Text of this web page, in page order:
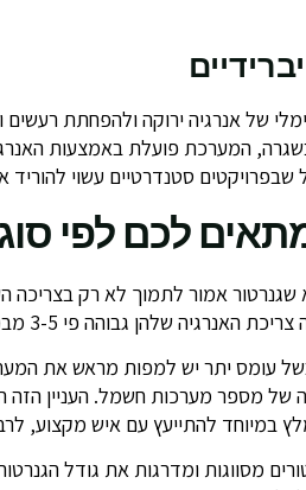
של אנרגיה ירוקה ולהפחתת רעשים
המערכת פועלת באמצעות
סטנדרטיים עשוי להוריד את
לכם לפי
שגנרטור אמור לתמוך לא רק
גבוהה פי 3-5 מבמצב העבודה הרגיל.
עומס יתר יש למפות מראש את
מספר מערכות חשמל. העניין הזה
במיוחד להתייעץ עם איש מקצוע,